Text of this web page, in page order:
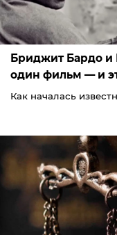
Бриджит Бардо и
один фильм — и
Как началась